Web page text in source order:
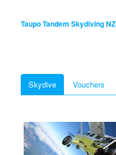
Taupo Tandem Skydiving NZ
Skydive Vouchers